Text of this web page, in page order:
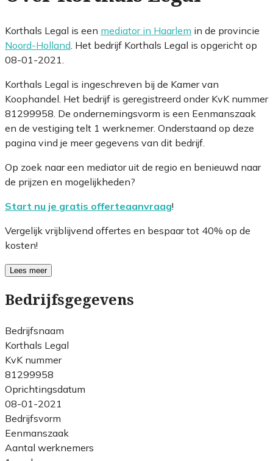
Korthals Legal is een mediator in Haarlem in de provincie
Noord-Holland . Het bedrijf Korthals Legal is opgericht op
08-01-2021.
Korthals Legal is ingeschreven bij de Kamer van
Koophandel. Het bedrijf is geregistreerd onder KvK nummer
81299958. De ondernemingsvorm is een Eenmanszaak
en de vestiging telt 1 werknemer. Onderstaand op deze
pagina vind je meer gegevens van dit bedrijf.
Op zoek naar een mediator uit de regio en benieuwd naar
de prijzen en mogelijkheden?
Start nu je gratis offerteaanvraag!
Vergelijk vrijblijvend offertes en bespaar tot 40% op de
kosten!
Lees meer
Bedrijfsgegevens
Bedrijfsnaam
Korthals Legal
KvK nummer
81299958
Oprichtingsdatum
08-01-2021
Bedrijfsvorm
Eenmanszaak
Aantal werknemers